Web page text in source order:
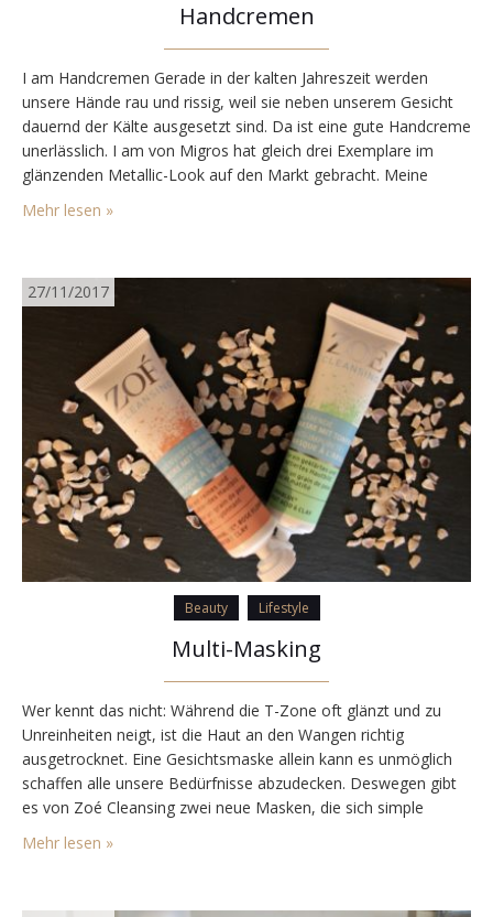
Handcremen
I am Handcremen Gerade in der kalten Jahreszeit werden
unsere Hände rau und rissig, weil sie neben unserem Gesicht
dauernd der Kälte ausgesetzt sind. Da ist eine gute Handcreme
unerlässlich. I am von Migros hat gleich drei Exemplare im
glänzenden Metallic-Look auf den Markt gebracht. Meine
Lieblingshandcreme Mein absoluter Favorit der drei
Mehr lesen »
27/11/2017
Beauty Lifestyle
Multi-Masking
Wer kennt das nicht: Während die T-Zone oft glänzt und zu
Unreinheiten neigt, ist die Haut an den Wangen richtig
ausgetrocknet. Eine Gesichtsmaske allein kann es unmöglich
schaffen alle unsere Bedürfnisse abzudecken. Deswegen gibt
es von Zoé Cleansing zwei neue Masken, die sich simple
Masking Zusammensetzung Beide Masken sind aus Tonerde
Mehr lesen »